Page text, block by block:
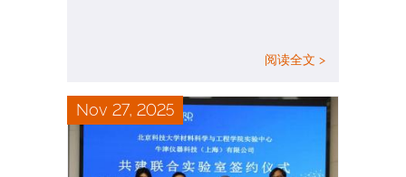
阅读全文 >
Nov 27, 2025